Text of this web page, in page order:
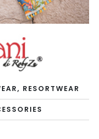
RESORTWEAR